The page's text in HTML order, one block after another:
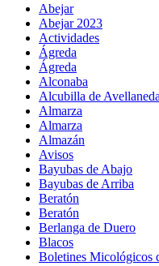
Abejar
Abejar 2023
Actividades
Ágreda
Ágreda
Alconaba
Alcubilla de Avellaneda
Almarza
Almarza
Almazán
Avisos
Bayubas de Abajo
Bayubas de Arriba
Beratón
Beratón
Berlanga de Duero
Blacos
Boletines Micológicos